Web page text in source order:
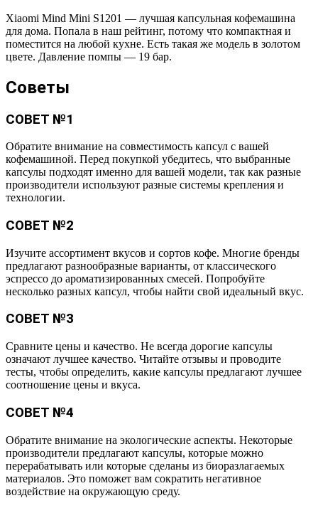
Xiaomi Mind Mini S1201 — лучшая капсульная кофемашина
для дома. Попала в наш рейтинг, потому что компактная и
поместится на любой кухне. Есть такая же модель в золотом
цвете. Давление помпы — 19 бар.
Советы
СОВЕТ №1
Обратите внимание на совместимость капсул с вашей
кофемашиной. Перед покупкой убедитесь, что выбранные
капсулы подходят именно для вашей модели, так как разные
производители используют разные системы крепления и
технологии.
СОВЕТ №2
Изучите ассортимент вкусов и сортов кофе. Многие бренды
предлагают разнообразные варианты, от классического
эспрессо до ароматизированных смесей. Попробуйте
несколько разных капсул, чтобы найти свой идеальный вкус.
СОВЕТ №3
Сравните цены и качество. Не всегда дорогие капсулы
означают лучшее качество. Читайте отзывы и проводите
тесты, чтобы определить, какие капсулы предлагают лучшее
соотношение цены и вкуса.
СОВЕТ №4
Обратите внимание на экологические аспекты. Некоторые
производители предлагают капсулы, которые можно
перерабатывать или которые сделаны из биоразлагаемых
материалов. Это поможет вам сократить негативное
воздействие на окружающую среду.